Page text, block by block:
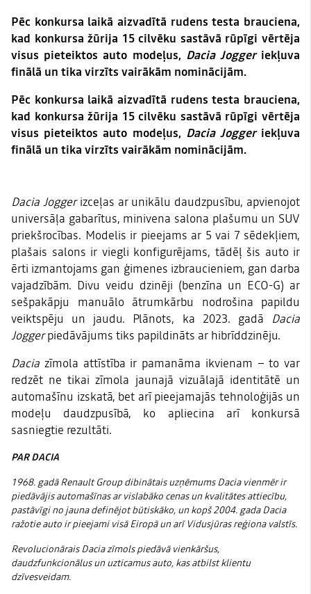
Pēc konkursa laikā aizvadītā rudens testa brauciena,
kad konkursa žūrija 15 cilvēku sastāvā rūpīgi vērtēja
visus pieteiktos auto modeļus, Dacia Joggeriekļuva
finālā un tika virzīts vairākām nominācijām.
Pēc konkursa laikā aizvadītā rudens testa brauciena,
kad konkursa žūrija 15 cilvēku sastāvā rūpīgi vērtēja
visus pieteiktos auto modeļus, Dacia Joggeriekļuva
finālā un tika virzīts vairākām nominācijām.
Dacia Joggerizceļas ar unikālu daudzpusību, apvienojot
universāļa gabarītus, minivena salona plašumu un SUV
priekšrocības. Modelis ir pieejams ar 5 vai 7 sēdekļiem,
plašais salons ir viegli konfigurējams, tādēļ šis auto ir
ērti izmantojams gan ģimenes izbraucieniem, gan darba
vajadzībām. Divu veidu dzinēji (benzīna un ECO-G) ar
sešpakāpju manuālo ātrumkārbu nodrošina papildu
veiktspēju un jaudu. Plānots, ka 2023. gadā Dacia
Joggerpiedāvājums tiks papildināts ar hibrīddzinēju.
Dacia zīmola attīstība ir pamanāma ikvienam – to var
redzēt ne tikai zīmola jaunajā vizuālajā identitātē un
automašīnu izskatā, bet arī pieejamajās tehnoloģijās un
modeļu daudzpusībā, ko apliecina arī konkursā
sasniegtie rezultāti.
PAR DACIA
1968. gadā Renault Group dibinātais uzņēmums Dacia vienmēr ir
piedāvājis automašīnas ar vislabāko cenas un kvalitātes attiecību,
pastāvīgi no jauna definējot būtiskāko, un kopš 2004. gada Dacia
ražotie auto ir pieejami visā Eiropā un arī Vidusjūras reģiona valstīs.
Revolucionārais Dacia zīmols piedāvā vienkāršus,
daudzfunkcionālus un uzticamus auto, kas atbilst klientu
dzīvesveidam.